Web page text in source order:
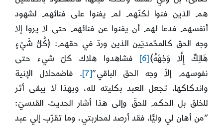
هم الذين فنوا لكنّهم لم يفنوا على فنائهم لشهود
أنفسهم فدعا لهم أن يفنوا عن فنائهم حتى لا يروا إلا
وجه الحق كالمحّمديّين الذين وردّ في حقهم: ﴿كُلُّ شَيْءٍ
هَالِكٌ إِلَّا وَجْهَهُ﴾[6]
فشاهدوا هلاك كلّ شيء حتى
نفوسهم إلاّ وجه الحق الباقي”[7]
. فاضمحلال الإنية
واندكاكها، تجعل العبد بكليته لله، وبهذا لا يبقى أثر
للخلق بل الحكم للحقّ وإلى هذا أشار الحديث القدسيّ:
“من أهان لي وليًّا، فقد أرصد لمحاربتي، وما تقرّب إلي عبد